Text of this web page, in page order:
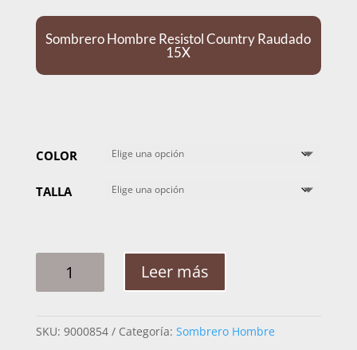
Sombrero Hombre Resistol Country Raudado
15X
COLOR
TALLA
HOMBRE
RAUDADO
Leer más
SKU: 9000854 Categoría: Sombrero Hombre